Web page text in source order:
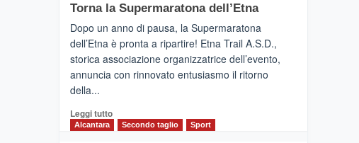
BROOKS
SuperMaratona
dell’Etna,
presentata
l’edizione
2026
Torna la Supermaratona dell’Etna
Dopo un anno di pausa, la Supermaratona
dell’Etna è pronta a ripartire! Etna Trail A.S.D.,
storica associazione organizzatrice dell’evento,
annuncia con rinnovato entusiasmo il ritorno
della...
Leggi tuttoLeggi
Alcantara Secondo taglio Sport